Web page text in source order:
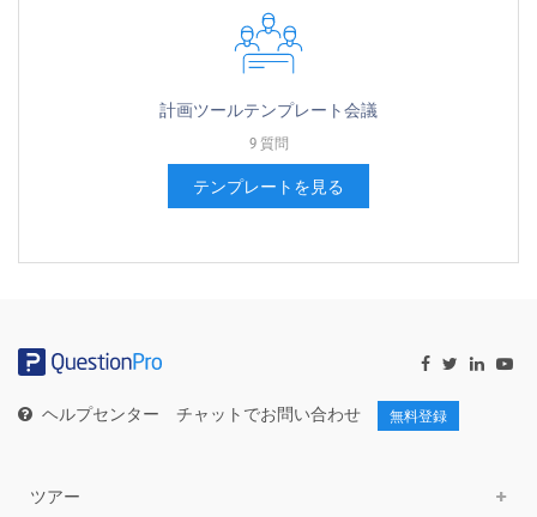
計画ツールテンプレート会議
9 質問
テンプレートを見る
ヘルプセンター チャットでお問い合わせ 無料登録
ツアー